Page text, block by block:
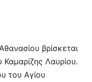
βρίσκεται
Λαυρίου.
του Αγίου